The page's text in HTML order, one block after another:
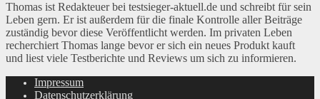
Thomas ist Redakteuer bei testsieger-aktuell.de und schreibt für sein
Leben gern. Er ist außerdem für die finale Kontrolle aller Beiträge
zuständig bevor diese Veröffentlicht werden. Im privaten Leben
recherchiert Thomas lange bevor er sich ein neues Produkt kauft
und liest viele Testberichte und Reviews um sich zu informieren.
Impressum
Datenschutzerklärung